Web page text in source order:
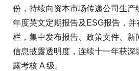
份，持续向资本市场传递公司生产
年度英文定期报告及ESG报告，
栏，集中发布报告、政策文件、新
信息披露透明度，连续十一年获深
露考核 A 级。